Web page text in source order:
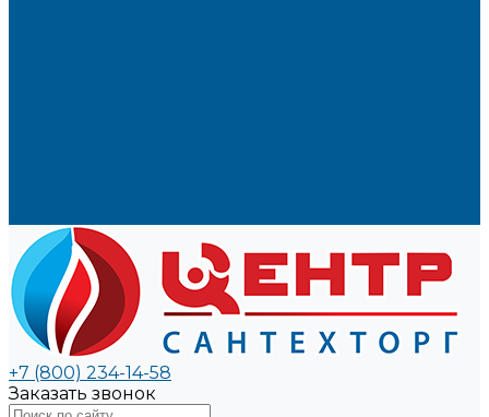
+7 (800) 234-14-58
Заказать звонок